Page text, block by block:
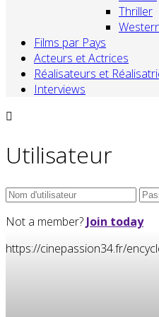
Thriller
Films par Pays
Acteurs et Actrices
Réalisateurs et
Interviews
Utilisateur
Not a member? Join today
https://cinepassion34.fr/